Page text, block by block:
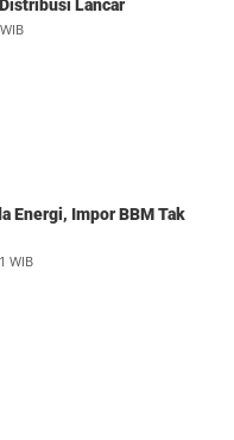
Lancar
Energi, Impor BBM Tak
WIB